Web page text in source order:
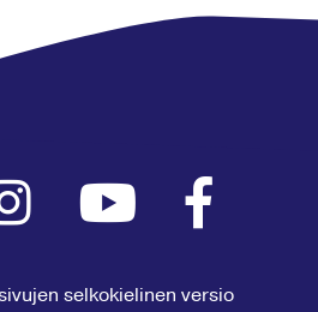
selkokielinen versio